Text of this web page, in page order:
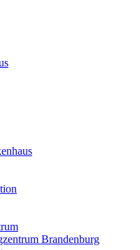
Brandenburg